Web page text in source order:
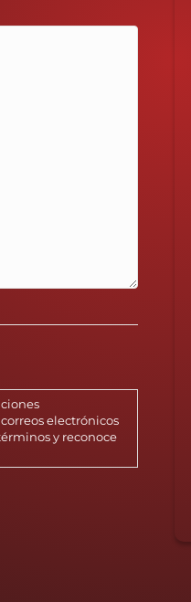
electrónicos
y reconoce